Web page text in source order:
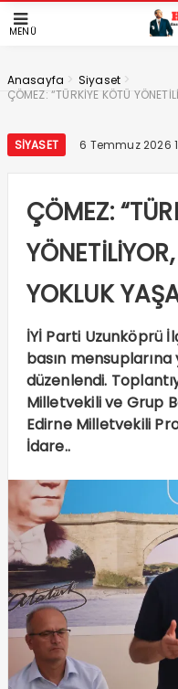
MENÜ
Anasayfa > Siyaset >
ÇÖMEZ: “TÜRKİYE KÖTÜ
SIYASET 6 Temmuz 2026
ÇÖMEZ:
YOKLUK
İYİ Parti Uzunköprü
basın
düzenlendi.
Milletvekili ve Grup
Edirne Milletvekili
İdare..